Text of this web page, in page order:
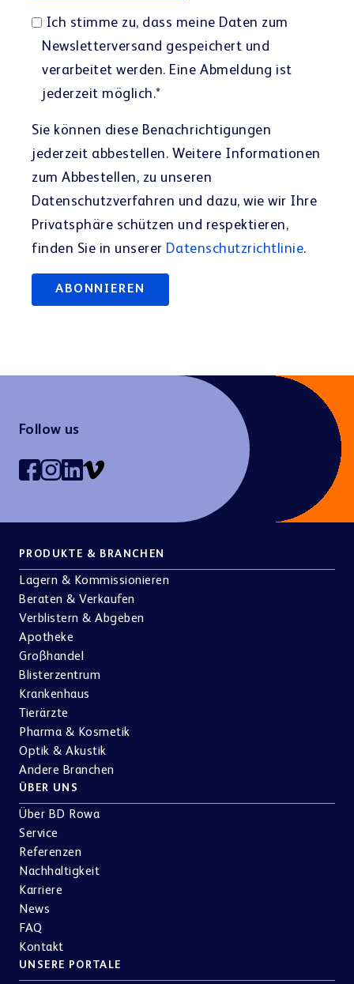
Ich stimme zu, dass meine Daten zum
Newsletterversand gespeichert und
verarbeitet werden. Eine Abmeldung ist
jederzeit möglich.*
Sie können diese Benachrichtigungen
jederzeit abbestellen. Weitere Informationen
zum Abbestellen, zu unseren
Datenschutzverfahren und dazu, wie wir Ihre
Privatsphäre schützen und respektieren,
finden Sie in unserer Datenschutzrichtlinie.
Follow us
PRODUKTE & BRANCHEN
Lagern & Kommissionieren
Beraten & Verkaufen
Verblistern & Abgeben
Apotheke
Großhandel
Blisterzentrum
Krankenhaus
Tierärzte
Pharma & Kosmetik
Optik & Akustik
Andere Branchen
ÜBER UNS
Über BD Rowa
Service
Referenzen
Nachhaltigkeit
Karriere
News
FAQ
Kontakt
UNSERE PORTALE